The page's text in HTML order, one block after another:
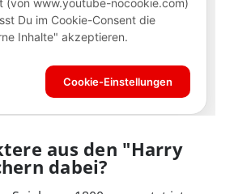
aus den "Harry
dabei?